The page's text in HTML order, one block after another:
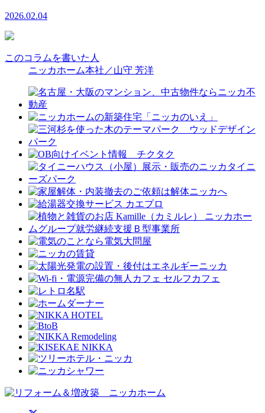
2026.02.04
このコラムを書いた人
ニッカホーム本社／山守 芳洋